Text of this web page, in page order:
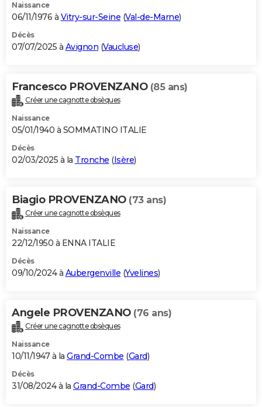
Naissance
06/11/1976 à Vitry-sur-Seine (Val-de-Marne)
Décès
07/07/2025 à Avignon (Vaucluse)
Francesco PROVENZANO (85 ans)
Créer une cagnotte obsèques
Naissance
05/01/1940 à SOMMATINO ITALIE
Décès
02/03/2025 à la Tronche (Isère)
Biagio PROVENZANO (73 ans)
Créer une cagnotte obsèques
Naissance
22/12/1950 à ENNA ITALIE
Décès
09/10/2024 à Aubergenville (Yvelines)
Angele PROVENZANO (76 ans)
Créer une cagnotte obsèques
Naissance
10/11/1947 à la Grand-Combe (Gard)
Décès
31/08/2024 à la Grand-Combe (Gard)